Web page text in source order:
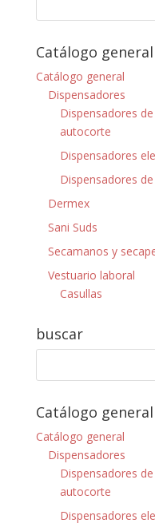
Catálogo general
Catálogo general
Dispensadores
Dispensadores
autocorte
Dispensadores
Dispensadores
Dermex
Sani Suds
Secamanos y
Vestuario laboral
Casullas
buscar
Catálogo general
Catálogo general
Dispensadores
Dispensadores
autocorte
Dispensadores